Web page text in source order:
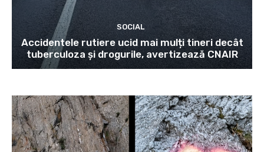
SOCIAL
Accidentele rutiere ucid mai mulți tineri decât
tuberculoza și drogurile, avertizează CNAIR